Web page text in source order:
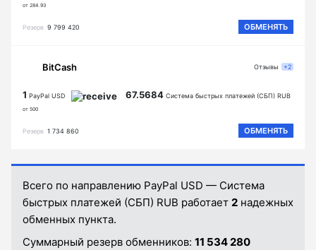
от 284.93
Резерв 9 799 420 ОБМЕНЯТЬ
BitCash
1 PayPal USD
от 500
67.5684 Система быстрых платежей (СБП) RUB
Резерв 1 734 860 ОБМЕНЯТЬ
Отзывы +2
Всего по направлению PayPal USD — Система
быстрых платежей (СБП) RUB работает 2 надежных
обменных пункта.
Суммарный резерв обменников: 11 534 280